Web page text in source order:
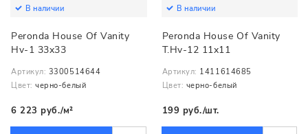
В наличии
Peronda House Of Vanity
Hv-1 33x33
Артикул: 3300514644
Цвет: черно-белый
6 223 руб./м²
В наличии
Peronda House Of Vanity
T.Hv-12 11x11
Артикул: 1411614685
Цвет: черно-белый
199 руб./шт.